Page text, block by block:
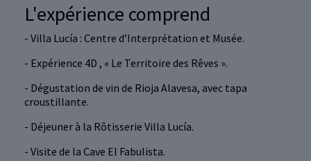
L'expérience comprend
- Villa Lucía : Centre d’Interprétation et Musée.
- Expérience 4D , « Le Territoire des Rêves ».
- Dégustation de vin de Rioja Alavesa, avec tapa
croustillante.
- Déjeuner à la Rôtisserie Villa Lucía.
- Visite de la Cave El Fabulista.